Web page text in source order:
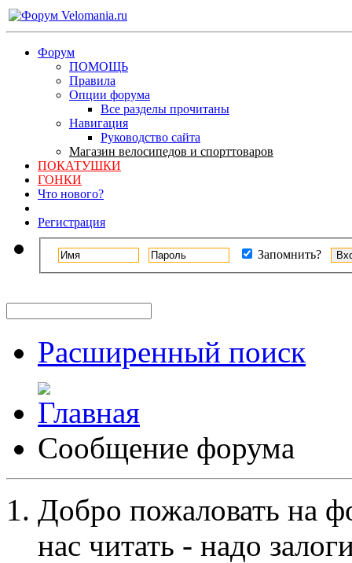
Форум
ПОМОЩЬ
Правила
Опции форума
Все разделы прочитаны
Навигация
Руководство сайта
Магазин велосипедов и спорттоваров
ПОКАТУШКИ
ГОНКИ
Что нового?
Регистрация
Запомнить?
Расширенный поиск
Сообщение форума
Добро пожаловать на
нас читать - надо